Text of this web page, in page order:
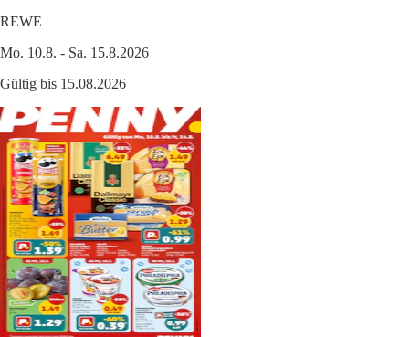
REWE
Mo. 10.8. - Sa. 15.8.2026
Gültig bis 15.08.2026